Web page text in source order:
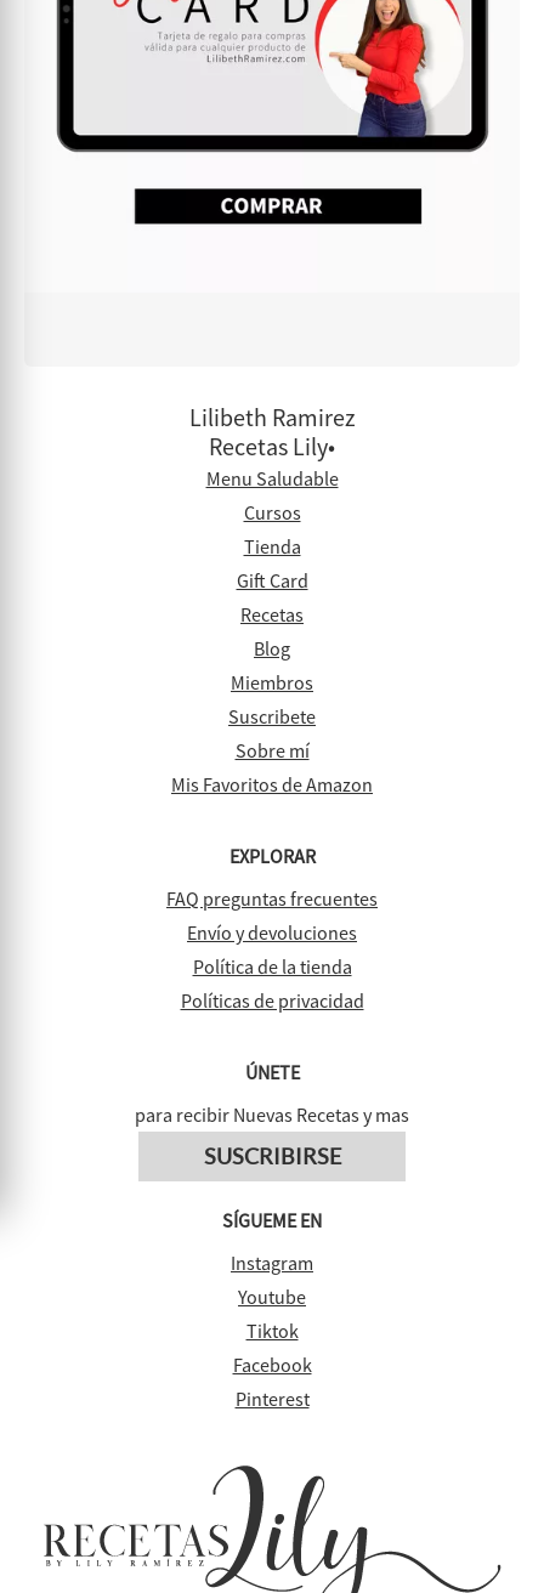
Lilibeth Ramirez
Recetas Lily•
Menu Saludable
Cursos
Tienda
Gift Card
Recetas
Blog
Miembros
Suscribete
Sobre mí
Mis Favoritos de Amazon
EXPLORAR
FAQ preguntas frecuentes
Envío y devoluciones
Política de la tienda
Políticas de privacidad
ÚNETE
para recibir Nuevas Recetas y mas
SUSCRIBIRSE
SÍGUEME EN
Instagram
Youtube
Tiktok
Facebook
Pinterest